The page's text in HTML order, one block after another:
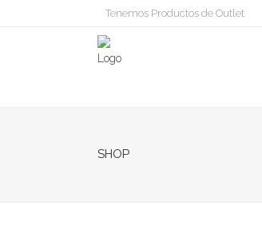
Tenemos Productos de Outlet
SHOP